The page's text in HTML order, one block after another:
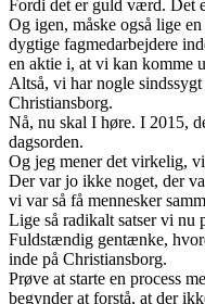
Fordi det er guld værd. Det
Og igen, måske også lige
dygtige fagmedarbejdere
en aktie i, at vi kan komme
Altså, vi har nogle
Christiansborg.
Nå, nu skal I høre. I 2015,
dagsorden.
Og jeg mener det virkelig, vi
Der var jo ikke noget, der
vi var så få mennesker
Lige så radikalt satser vi
Fuldstændig gentænke,
inde på Christiansborg.
Prøve at starte en process
begynder at forstå, at der